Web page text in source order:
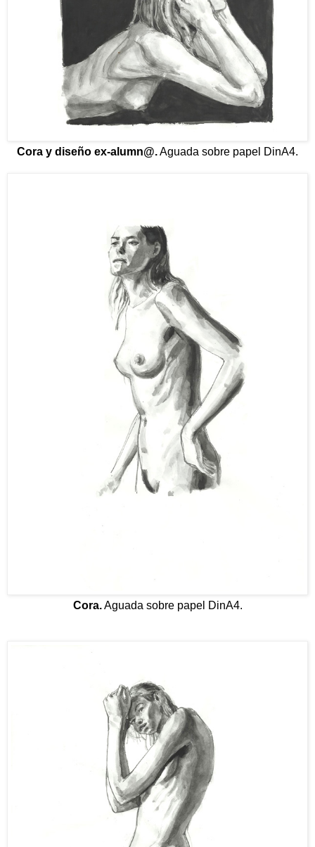
Cora y diseño ex-alumn@.Aguada sobre papel DinA4.
Cora.Aguada sobre papel DinA4.